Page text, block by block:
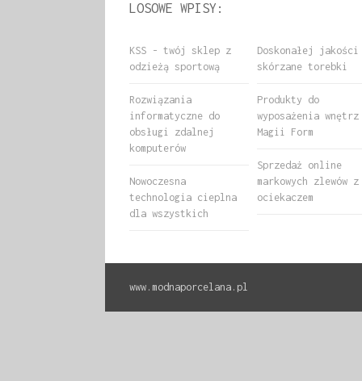
LOSOWE WPISY:
Doskonałej jakości
skórzane torebki
KSS - twój sklep z
odzieżą sportową
Produkty do
wyposażenia wnętrz
Magii Form
Rozwiązania
informatyczne do
obsługi zdalnej
komputerów
Sprzedaż online
markowych zlewów z
ociekaczem
Nowoczesna
technologia cieplna
dla wszystkich
www.modnaporcelana.pl